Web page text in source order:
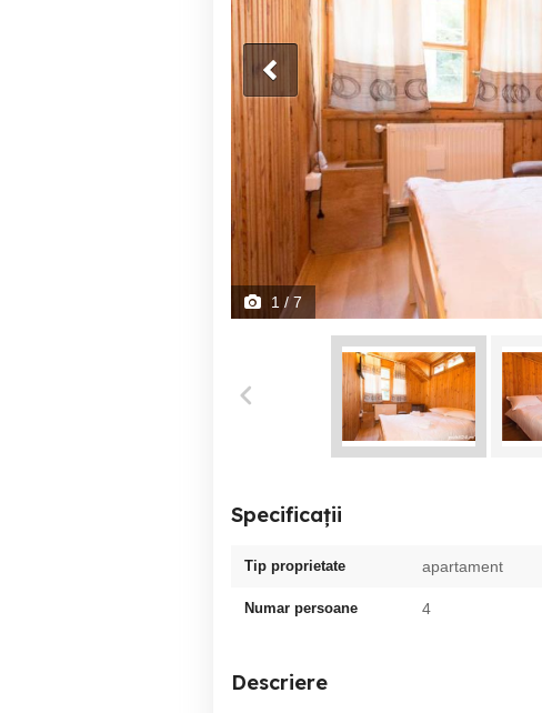
1 / 7
Specificații
Tip proprietate apartament
Numar persoane 4
Descriere